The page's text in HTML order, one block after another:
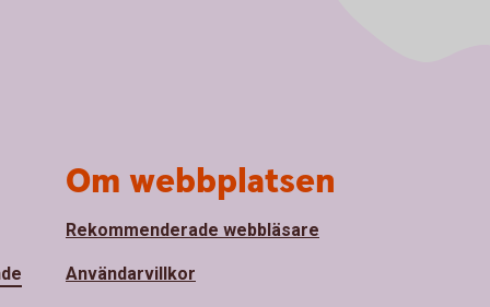
Om webbplatsen
Rekommenderade webbläsare
Användarvillkor